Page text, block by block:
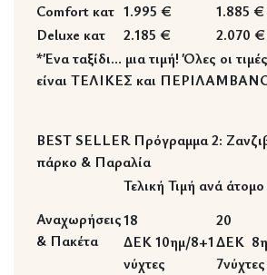
Comfort κατ 1.995 € 1.885 €
Deluxe κατ
2.185 € 2.070 €
*Ένα ταξίδι… μια τιμή! Όλες οι
είναι ΤΕΛΙΚΕΣ και
BEST SELLER Πρόγραμμα 2:
πάρκο & Παραλία
Αναχωρήσεις
& Πακέτα
Τελική Τιμή ανά
18
ΔΕΚ10ημ/8+1
νύχτες
20
ΔΕΚ
7νύχτες